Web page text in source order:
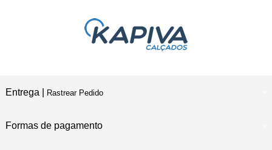
Entrega | Rastrear Pedido
Formas de pagamento